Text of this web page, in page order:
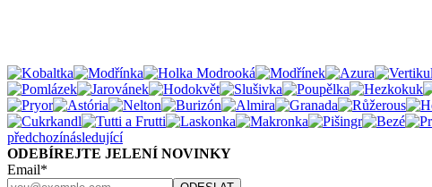
předchozínásledující
ODEBÍREJTE JELENÍ NOVINKY
Email*